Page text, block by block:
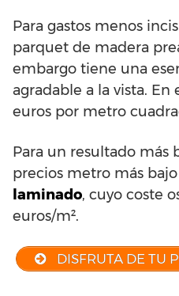
Para gastos menos
parquet de madera
embargo tiene una
agradable a la vista. En
euros por metro
Para un resultado más
precios metro más
laminado, cuyo coste
euros/m².
DISFRUTA DE TU